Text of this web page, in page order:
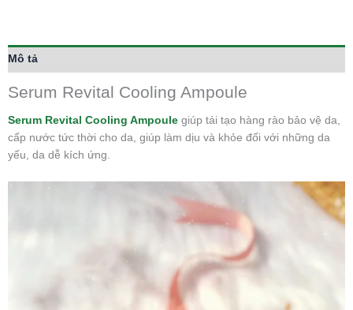
Mô tả
Serum Revital Cooling Ampoule
Serum Revital Cooling Ampoule giúp tái tạo hàng rào bảo vệ da,
cấp nước tức thời cho da, giúp làm dịu và khỏe đối với những da
yếu, da dễ kích ứng.